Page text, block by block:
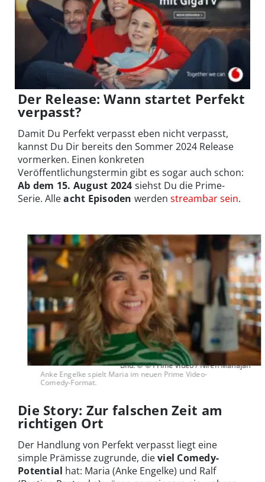
Der Release: Wann startet Perfekt
verpasst?
Damit Du Perfekt verpasst eben nicht verpasst,
kannst Du Dir bereits den Sommer 2024 Release
vormerken. Einen konkreten
Veröffentlichungstermin gibt es sogar auch schon:
Ab dem 15. August 2024 siehst Du die Prime-
Serie. Alleacht Episoden werden streambar sein.
Anke Engelke spielt Maria im neuen Prime Video-
Comedy-Format.
Bild: © © Prime Video / Niren Mahajan
Die Story: Zur falschen Zeit am
richtigen Ort
Der Handlung von Perfekt verpasst liegt eine
simple Prämisse zugrunde, dieviel Comedy-
Potential hat: Maria (Anke Engelke) und Ralf